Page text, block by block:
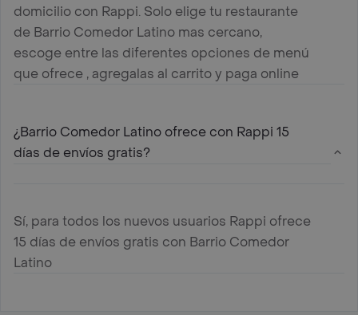
domicilio con Rappi. Solo elige tu restaurante
de Barrio Comedor Latino mas cercano,
escoge entre las diferentes opciones de menú
que ofrece , agregalas al carrito y paga online
¿Barrio Comedor Latino ofrece con Rappi 15
días de envíos gratis?
Sí, para todos los nuevos usuarios Rappi ofrece
15 días de envíos gratis con Barrio Comedor
Latino